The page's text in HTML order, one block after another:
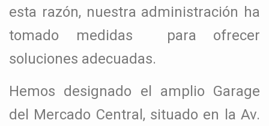
esta razón, nuestra administración ha
tomado medidas para ofrecer
soluciones adecuadas.
Hemos designado el amplio Garage
del Mercado Central, situado en la Av.